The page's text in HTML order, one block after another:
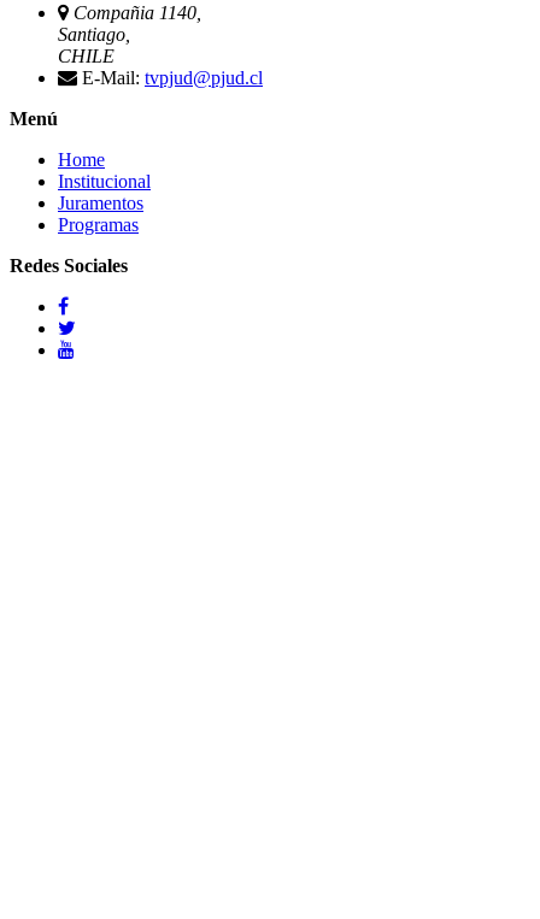
Compañia 1140,
Santiago,
CHILE
E-Mail: tvpjud@pjud.cl
Menú
Home
Institucional
Juramentos
Programas
Redes Sociales